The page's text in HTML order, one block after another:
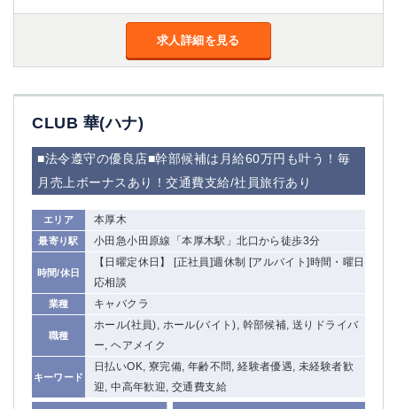
求人詳細を見る
CLUB 華(ハナ)
■法令遵守の優良店■幹部候補は月給60万円も叶う！毎
月売上ボーナスあり！交通費支給/社員旅行あり
エリア 本厚木
最寄り駅 小田急小田原線「本厚木駅」北口から徒歩3分
時間/休日
【日曜定休日】 [正社員]週休制 [アルバイト]時間・曜日
応相談
業種 キャバクラ
職種
ホール(社員), ホール(バイト), 幹部候補, 送りドライバ
ー, ヘアメイク
キーワード
日払いOK, 寮完備, 年齢不問, 経験者優遇, 未経験者歓
迎, 中高年歓迎, 交通費支給